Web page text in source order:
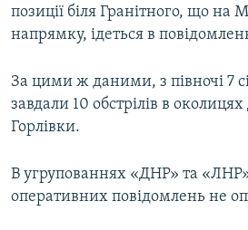
позиції біля Гранітного, що на
напрямку, ідеться в
За цими ж даними, з півночі 7
завдали 10 обстрілів в
Горлівки.
В угрупованнях «ДНР» та
оперативних повідомлень не